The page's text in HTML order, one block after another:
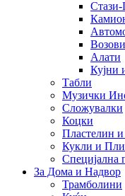
Возови
Алати
Кујни
Табли
Музички
Сложувалки
Коцки
Пластелин
Кукли и
Специјална
За Дома и Надвор
Трамболини